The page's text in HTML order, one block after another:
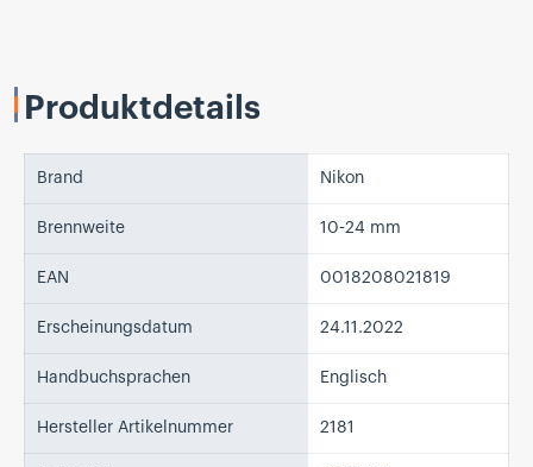
Produktdetails
Brand Nikon
Brennweite 10-24 mm
EAN 0018208021819
Erscheinungsdatum 24.11.2022
Handbuchsprachen Englisch
Hersteller Artikelnummer 2181